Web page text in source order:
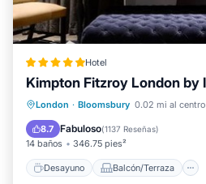
Hotel
Kimpton Fitzroy London by
London · Bloomsbury 0.02 mi al centro
8.7 Fabuloso(1137 Reseñas)
14 baños 346.75 pies²
Desayuno Balcón/Terraza
Desayuno
Balcón/
Aire acondicionado